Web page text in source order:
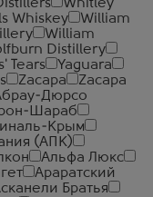
Whitley
Whiskey
William
William
Distillery
Tears
Yaguara
Zacapa
Zacapa
Дюрсо
Шараб
Крым
(АПК)
Альфа Люкс
Араратский
Братья